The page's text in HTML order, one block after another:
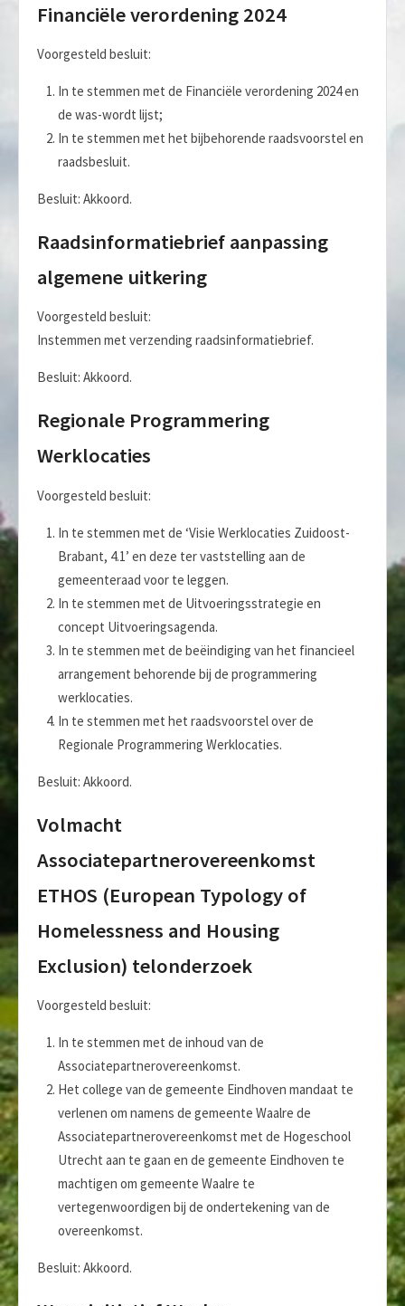
Financiële verordening 2024
Voorgesteld besluit:
In te stemmen met de Financiële verordening 2024 en
de was-wordt lijst;
In te stemmen met het bijbehorende raadsvoorstel en
raadsbesluit.
Besluit: Akkoord.
Raadsinformatiebrief aanpassing
algemene uitkering
Voorgesteld besluit:
Instemmen met verzending raadsinformatiebrief.
Besluit: Akkoord.
Regionale Programmering
Werklocaties
Voorgesteld besluit:
In te stemmen met de ‘Visie Werklocaties Zuidoost-
Brabant, 4.1’ en deze ter vaststelling aan de
gemeenteraad voor te leggen.
In te stemmen met de Uitvoeringsstrategie en
concept Uitvoeringsagenda.
In te stemmen met de beëindiging van het financieel
arrangement behorende bij de programmering
werklocaties.
In te stemmen met het raadsvoorstel over de
Regionale Programmering Werklocaties.
Besluit: Akkoord.
Volmacht
Associatepartnerovereenkomst
ETHOS (European Typology of
Homelessness and Housing
Exclusion) telonderzoek
Voorgesteld besluit:
In te stemmen met de inhoud van de
Associatepartnerovereenkomst.
Het college van de gemeente Eindhoven mandaat te
verlenen om namens de gemeente Waalre de
Associatepartnerovereenkomst met de Hogeschool
Utrecht aan te gaan en de gemeente Eindhoven te
machtigen om gemeente Waalre te
vertegenwoordigen bij de ondertekening van de
overeenkomst.
Besluit: Akkoord.